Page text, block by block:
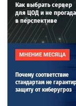
Как выбрать сервер
для ЦОД и не
в перспективе
МНЕНИЕ МЕСЯЦА
Почему соответствие
стандартам не
защиту от киберугроз